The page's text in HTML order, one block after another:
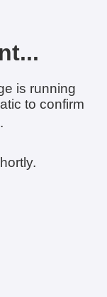
is running
to confirm